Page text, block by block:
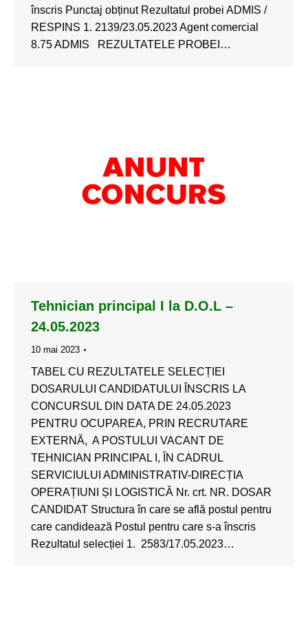
înscris Punctaj obținut Rezultatul probei ADMIS /
RESPINS 1. 2139/23.05.2023 Agent comercial
8.75 ADMIS REZULTATELE PROBEI…
Tehnician principal I la D.O.L –
24.05.2023
10 mai 2023
TABEL CU REZULTATELE SELECȚIEI
DOSARULUI CANDIDATULUI ÎNSCRIS LA
CONCURSUL DIN DATA DE 24.05.2023
PENTRU OCUPAREA, PRIN RECRUTARE
EXTERNĂ, A POSTULUI VACANT DE
TEHNICIAN PRINCIPAL I, ÎN CADRUL
SERVICIULUI ADMINISTRATIV-DIRECȚIA
OPERAȚIUNI ȘI LOGISTICĂ Nr. crt. NR. DOSAR
CANDIDAT Structura în care se află postul pentru
care candidează Postul pentru care s-a înscris
Rezultatul selecției 1. 2583/17.05.2023…